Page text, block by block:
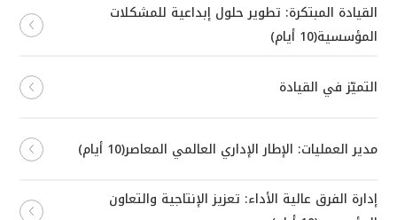
القيادة المبتكرة: تطوير حلول إبداعية للمشكلات
المؤسسية(10 أيام)
التميّز في القيادة
مدير العمليات: الإطار الإداري العالمي المعاصر(10 أيام)
إدارة الفرق عالية الأداء: تعزيز الإنتاجية والتعاون